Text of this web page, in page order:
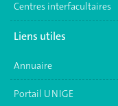
Centres interfacultaires
Liens utiles
Annuaire
Portail UNIGE